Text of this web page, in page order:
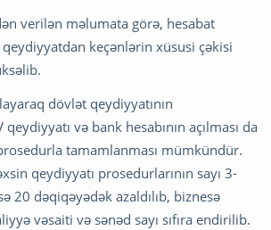
verilən məlumata görə, hesabat
keçənlərin xüsusi çəkisi
dövlət qeydiyyatının
qeydiyyatı və bank hesabının açılması da
tamamlanması mümkündür.
qeydiyyatı prosedurlarının sayı 3-
20 dəqiqəyədək azaldılıb, biznesə
vəsaiti və sənəd sayı sıfıra endirilib.